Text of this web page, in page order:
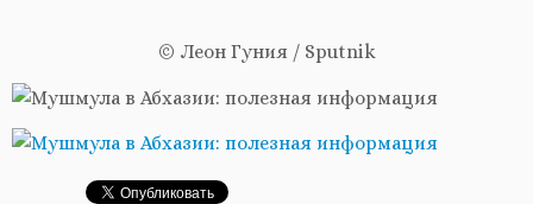
© Леон Гуния / Sputnik